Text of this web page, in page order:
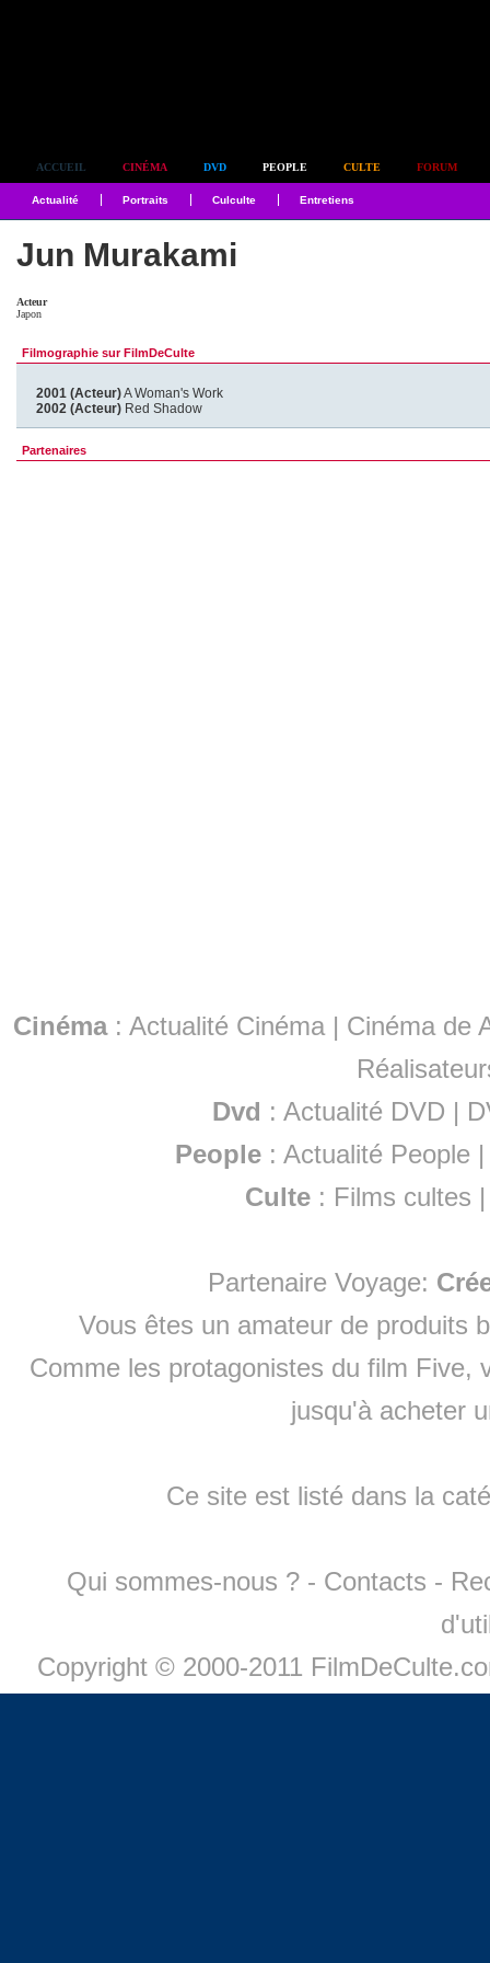
ACCUEIL CINÉMA DVD PEOPLE CULTE FORUM
Actualité Portraits Culculte Entretiens
Jun Murakami
Acteur
Japon
Filmographie sur FilmDeCulte
2001 (Acteur)A Woman's Work
2002 (Acteur) Red Shadow
Partenaires
Cinéma: Actualité Cinéma | Cinéma de
Dvd : Actualité DVD |
People :Actualité People
Culte : Films cultes
Partenaire Voyage:
Vous êtes un amateur de produits
Comme les protagonistes du film Five,
jusqu'à acheter
Ce site est listé dans la
Qui sommes-nous ? - Contacts -
Copyright © 2000-2011